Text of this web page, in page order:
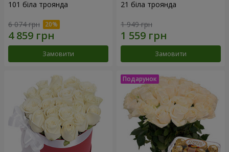
101 біла троянда
6 074 грн
Замовити
21 біла троянда
1 949 грн
Замовити